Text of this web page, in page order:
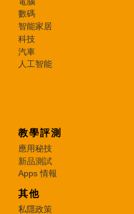
數碼
智能家居
科技
汽車
人工智能
教學評測
應用秘技
新品測試
Apps 情報
其他
私隱政策